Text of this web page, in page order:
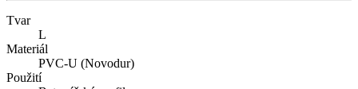
Tvar
L
Materiál
PVC-U (Novodur)
Použití